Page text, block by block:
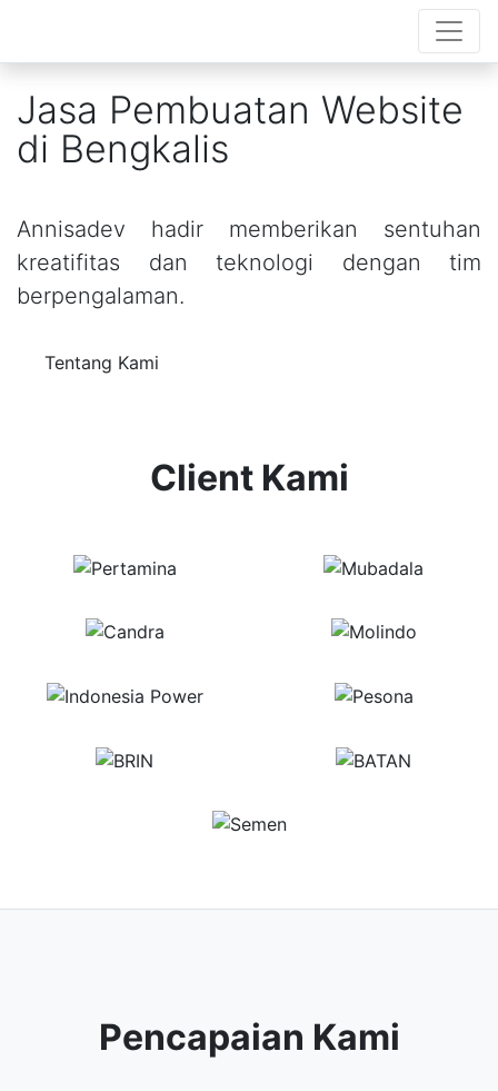
Jasa Pembuatan Website
di Bengkalis
Annisadev hadir memberikan sentuhan
kreatifitas dan teknologi dengan tim
berpengalaman.
Tentang Kami
Client Kami
Pencapaian Kami